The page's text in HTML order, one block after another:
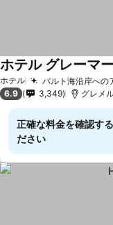
ホテル バルト海沿岸への
6.9 3,349 グレメ
正確な料金を確認す
ださい